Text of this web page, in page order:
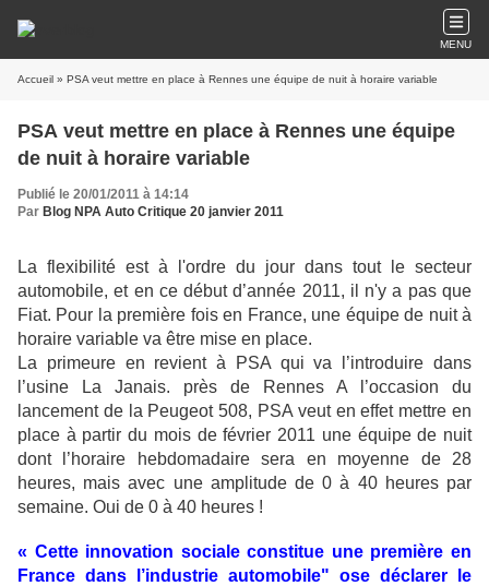
MENU
Accueil » PSA veut mettre en place à Rennes une équipe de nuit à horaire variable
PSA veut mettre en place à Rennes une équipe
de nuit à horaire variable
Publié le 20/01/2011 à 14:14
Par Blog NPA Auto Critique 20 janvier 2011
La flexibilité est à l'ordre du jour dans tout le secteur
automobile, et en ce début d’année 2011, il n'y a pas que
Fiat. Pour la première fois en France, une équipe de nuit à
horaire variable va être mise en place.
La primeure en revient à PSA qui va l’introduire dans
l’usine La Janais. près de Rennes A l’occasion du
lancement de la Peugeot 508, PSA veut en effet mettre en
place à partir du mois de février 2011 une équipe de nuit
dont l’horaire hebdomadaire sera en moyenne de 28
heures, mais avec une amplitude de 0 à 40 heures par
semaine. Oui de 0 à 40 heures !
« Cette innovation sociale constitue une première en
France dans l’industrie automobile" ose déclarer le